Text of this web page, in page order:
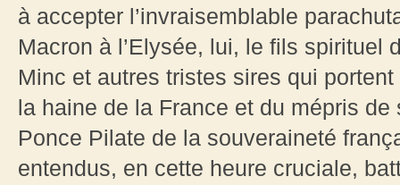
à accepter l’invraisemblable
Macron à l’Elysée, lui, le fils spirituel
Minc et autres tristes sires qui
la haine de la France et du mépris
Ponce Pilate de la souveraineté
entendus, en cette heure cruciale,